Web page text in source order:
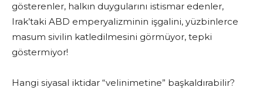
gösterenler, halkın duygularını istismar edenler,
Irak’taki ABD emperyalizminin işgalini, yüzbinlerce
masum sivilin katledilmesini görmüyor, tepki
göstermiyor!
Hangi siyasal iktidar “velinimetine” başkaldırabilir?